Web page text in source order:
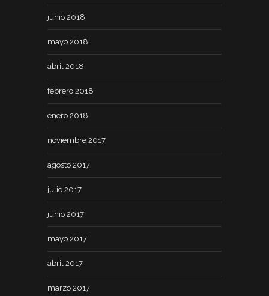
junio 2018
mayo 2018
abril 2018
febrero 2018
enero 2018
noviembre 2017
agosto 2017
julio 2017
junio 2017
mayo 2017
abril 2017
marzo 2017